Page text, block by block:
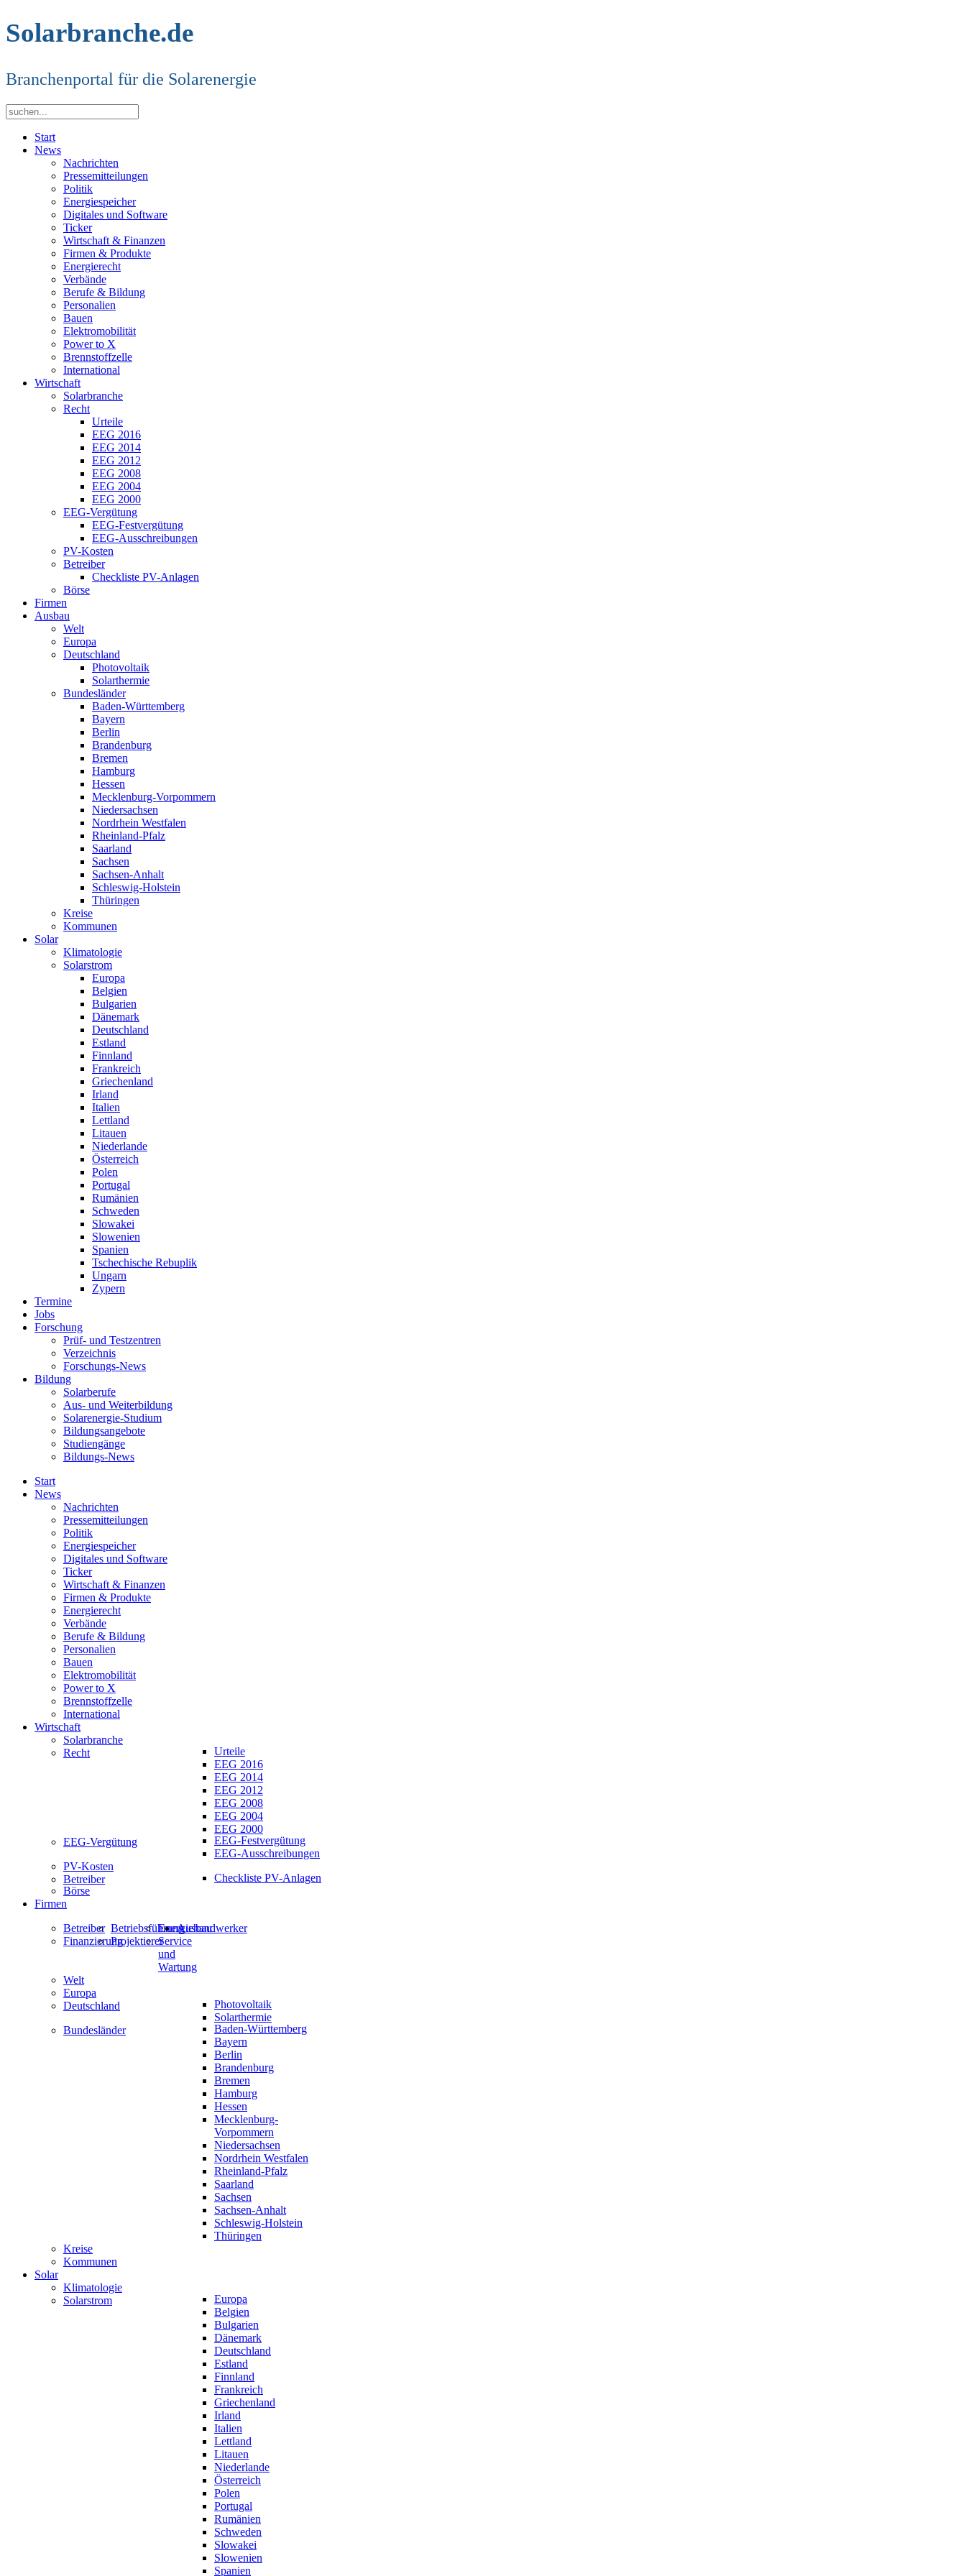
Solarbranche.de
Branchenportal für die Solarenergie
Start
News
Nachrichten
Pressemitteilungen
Politik
Energiespeicher
Digitales und Software
Ticker
Wirtschaft & Finanzen
Firmen & Produkte
Energierecht
Verbände
Berufe & Bildung
Personalien
Bauen
Elektromobilität
Power to X
Brennstoffzelle
International
Wirtschaft
Solarbranche
Recht
Urteile
EEG 2016
EEG 2014
EEG 2012
EEG 2008
EEG 2004
EEG 2000
EEG-Vergütung
EEG-Festvergütung
EEG-Ausschreibungen
PV-Kosten
Betreiber
Checkliste PV-Anlagen
Börse
Firmen
Ausbau
Welt
Europa
Deutschland
Photovoltaik
Solarthermie
Bundesländer
Baden-Württemberg
Bayern
Berlin
Brandenburg
Bremen
Hamburg
Hessen
Mecklenburg-Vorpommern
Niedersachsen
Nordrhein Westfalen
Rheinland-Pfalz
Saarland
Sachsen
Sachsen-Anhalt
Schleswig-Holstein
Thüringen
Kreise
Kommunen
Solar
Klimatologie
Solarstrom
Europa
Belgien
Bulgarien
Dänemark
Deutschland
Estland
Finnland
Frankreich
Griechenland
Irland
Italien
Lettland
Litauen
Niederlande
Österreich
Polen
Portugal
Rumänien
Schweden
Slowakei
Slowenien
Spanien
Tschechische Rebuplik
Ungarn
Zypern
Termine
Jobs
Forschung
Prüf- und Testzentren
Verzeichnis
Forschungs-News
Bildung
Solarberufe
Aus- und Weiterbildung
Solarenergie-Studium
Bildungsangebote
Studiengänge
Bildungs-News
Start
News
Nachrichten
Pressemitteilungen
Politik
Energiespeicher
Digitales und Software
Ticker
Wirtschaft & Finanzen
Firmen & Produkte
Energierecht
Verbände
Berufe & Bildung
Personalien
Bauen
Elektromobilität
Power to X
Brennstoffzelle
International
Wirtschaft
Solarbranche
Recht
Urteile
EEG 2016
EEG 2014
EEG 2012
EEG 2008
EEG 2004
EEG 2000
EEG-Vergütung
EEG-Festvergütung
EEG-Ausschreibungen
PV-Kosten
Betreiber
Checkliste PV-Anlagen
Börse
Firmen
Betreiber BetriebsführungEnergiehandwerker
FinanzierungProjektiererService
und
Wartung
Ausbau
Welt
Europa
Deutschland
Photovoltaik
Solarthermie
Bundesländer
Baden-Württemberg
Bayern
Berlin
Brandenburg
Bremen
Hamburg
Hessen
Mecklenburg-
Vorpommern
Niedersachsen
Nordrhein Westfalen
Rheinland-Pfalz
Saarland
Sachsen
Sachsen-Anhalt
Schleswig-Holstein
Thüringen
Kreise
Kommunen
Solar
Klimatologie
Solarstrom
Europa
Belgien
Bulgarien
Dänemark
Deutschland
Estland
Finnland
Frankreich
Griechenland
Irland
Italien
Lettland
Litauen
Niederlande
Österreich
Polen
Portugal
Rumänien
Schweden
Slowakei
Slowenien
Spanien